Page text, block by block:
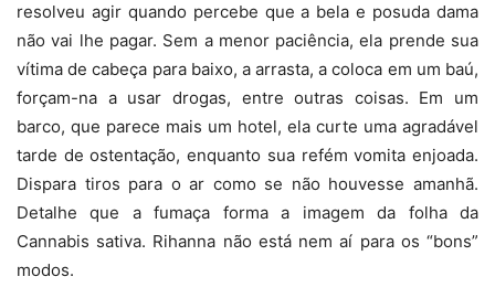
resolveu agir quando percebe que a bela e posuda dama
não vai lhe pagar. Sem a menor paciência, ela prende sua
vítima de cabeça para baixo, a arrasta, a coloca em um baú,
forçam-na a usar drogas, entre outras coisas. Em um
barco, que parece mais um hotel, ela curte uma agradável
tarde de ostentação, enquanto sua refém vomita enjoada.
Dispara tiros para o ar como se não houvesse amanhã.
Detalhe que a fumaça forma a imagem da folha da
Cannabis sativa. Rihanna não está nem aí para os “bons”
modos.